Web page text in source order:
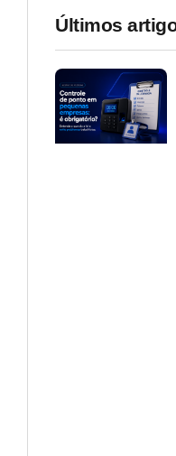
Últimos